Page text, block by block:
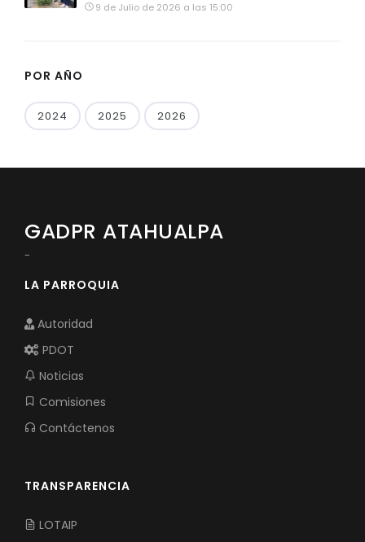
9 de Julio de 2026 a las 15:00
POR AÑO
2024 2025 2026
GADPR ATAHUALPA
-
LA PARROQUIA
Autoridad
PDOT
Noticias
Comisiones
Contáctenos
TRANSPARENCIA
LOTAIP